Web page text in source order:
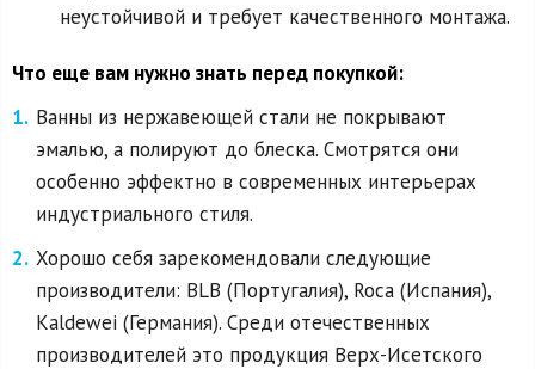
неустойчивой и требует качественного монтажа.
Что еще вам нужно знать перед покупкой:
Ванны из нержавеющей стали не покрывают
эмалью, а полируют до блеска. Смотрятся они
особенно эффектно в современных интерьерах
индустриального стиля.
Хорошо себя зарекомендовали следующие
производители: BLB (Португалия), Roca (Испания),
Kaldewei (Германия). Среди отечественных
производителей это продукция Верх-Исетского